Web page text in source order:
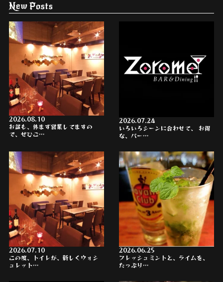
New Posts
2026.08.10
お盆も、休まず営業してますの
で、ぜひご…
2026.07.24
いろいろシーンに合わせて、 お得
な、パー…
2026.07.10
この度、トイレが、新しくウォシ
ュレット…
2026.06.25
フレッシュミントと、ライムを、
たっぷり…